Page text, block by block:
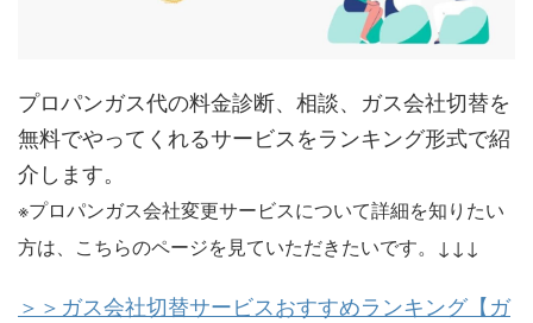
プロパンガス代の料金診断、相談、ガス会社切替を
無料でやってくれるサービスをランキング形式で紹
介します。
※プロパンガス会社変更サービスについて詳細を知りたい
方は、こちらのページを見ていただきたいです。↓↓↓
＞＞ガス会社切替サービスおすすめランキング【ガ